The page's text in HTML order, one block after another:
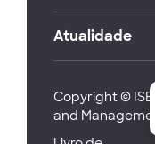
Atualidade
Copyright ©
and